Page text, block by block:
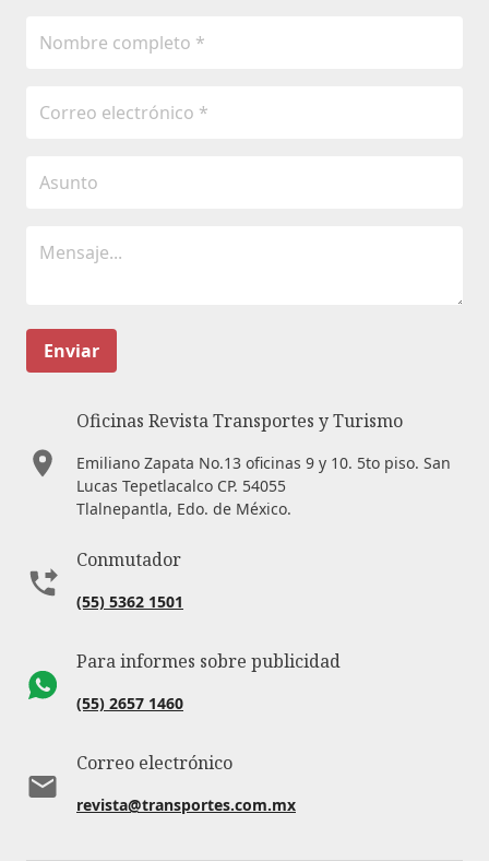
Enviar
Oficinas Revista Transportes y Turismo
Emiliano Zapata No.13 oficinas 9 y 10. 5to piso. San
Lucas Tepetlacalco CP. 54055
Tlalnepantla, Edo. de México.
Conmutador
(55) 5362 1501
Para informes sobre publicidad
(55) 2657 1460
Correo electrónico
revista@transportes.com.mx